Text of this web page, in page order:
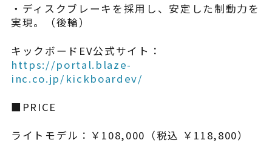
・ディスクブレーキを採用し、安定した制動力を
実現。（後輪）
キックボードEV公式サイト：
https://portal.blaze-
inc.co.jp/kickboardev/
■PRICE
ライトモデル：￥108,000（税込 ￥118,800）